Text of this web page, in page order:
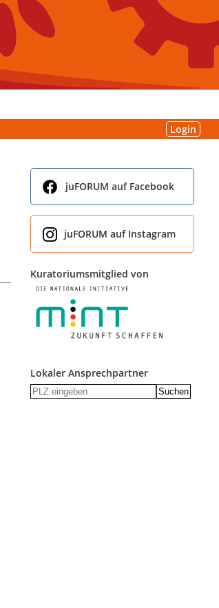
Login
juFORUM auf Facebook
juFORUM auf Instagram
Kuratoriumsmitglied von
Lokaler Ansprechpartner
Suchen